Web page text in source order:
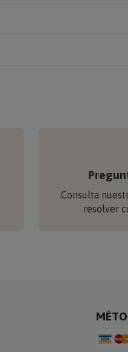
Consulta
resolver